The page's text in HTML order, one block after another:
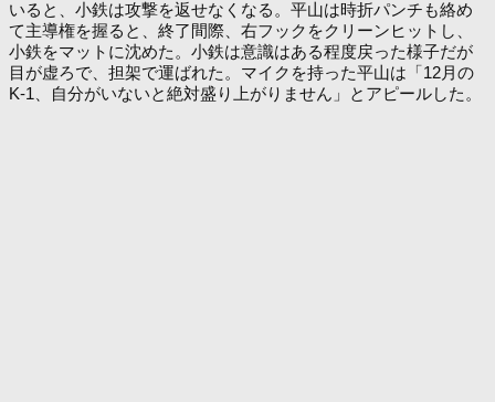
いると、小鉄は攻撃を返せなくなる。平山は時折パンチも絡め
て主導権を握ると、終了間際、右フックをクリーンヒットし、
小鉄をマットに沈めた。小鉄は意識はある程度戻った様子だが
目が虚ろで、担架で運ばれた。マイクを持った平山は「12月の
K-1、自分がいないと絶対盛り上がりません」とアピールした。